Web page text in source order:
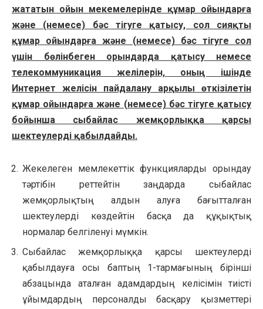
жататын ойын мекемелерінде құмар ойындарға
және (немесе) бәс тігуге қатысу, сол сияқты
құмар ойындарға және (немесе) бәс тігуге сол
үшін бөлінбеген орындарда қатысу немесе
телекоммуникация желілерін, оның ішінде
Интернет желісін пайдалану арқылы өткізілетін
құмар ойындарға және (немесе) бәс тігуге қатысу
бойынша сыбайлас жемқорлыққа қарсы
шектеулерді қабылдайды.
Жекелеген мемлекеттік функцияларды орындау
тәртібін реттейтін заңдарда сыбайлас
жемқорлықтың алдын алуға бағытталған
шектеулерді көздейтін басқа да құқықтық
нормалар белгіленуі мүмкін.
Сыбайлас жемқорлыққа қарсы шектеулерді
қабылдауға осы баптың 1-тармағының бірінші
абзацында аталған адамдардың келісімін тиісті
ұйымдардың персоналды басқару қызметтері